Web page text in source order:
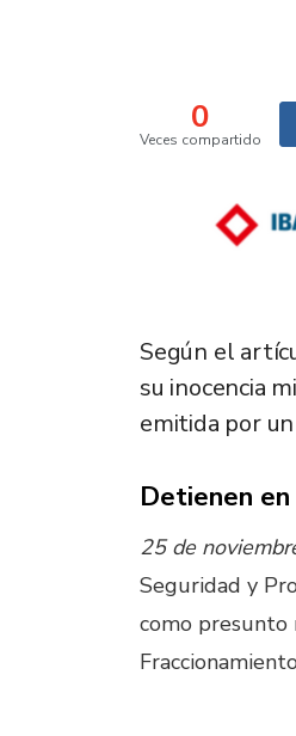
0
Veces compartido
Según el
su inocencia
emitida por
Detienen
25 de
Seguridad y
como presunto